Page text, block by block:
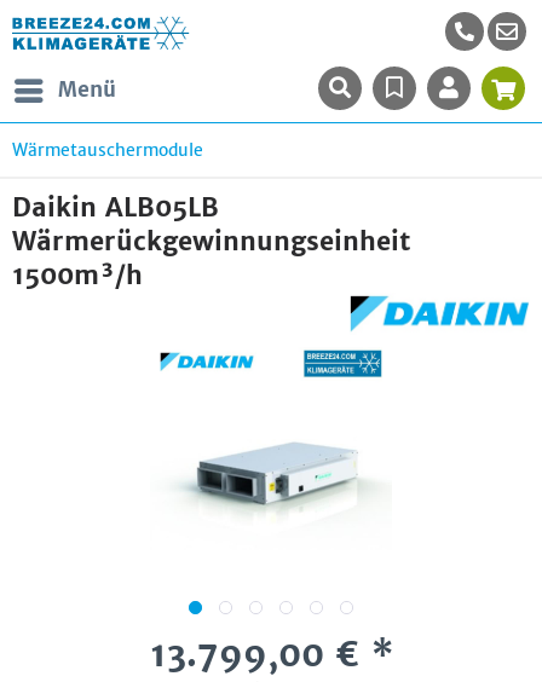
Menü
Wärmetauschermodule
Daikin ALB05LB
Wärmerückgewinnungseinheit
1500m³/h
13.799,00 € *